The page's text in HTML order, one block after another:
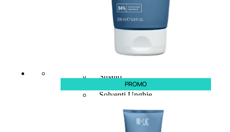
Bb E Cc Cream
Matita Occhi
Matita Sopracciglia
Mascara
Rossetto
Matita Labbra
Smalto
Smalto Effetti Speciali
Solventi Unghie
PROMO